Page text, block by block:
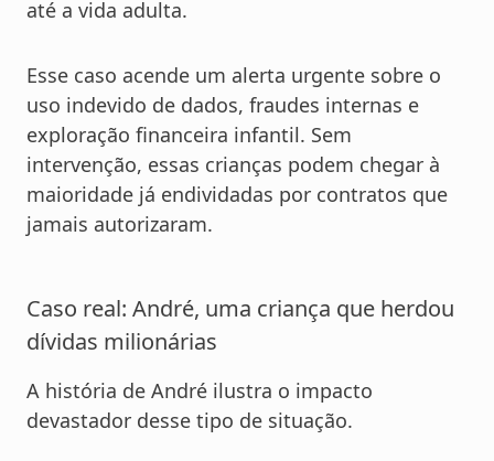
até a vida adulta.
Esse caso acende um alerta urgente sobre o
uso indevido de dados, fraudes internas e
exploração financeira infantil. Sem
intervenção, essas crianças podem chegar à
maioridade já endividadas por contratos que
jamais autorizaram.
Caso real: André, uma criança que herdou
dívidas milionárias
A história de André ilustra o impacto
devastador desse tipo de situação.